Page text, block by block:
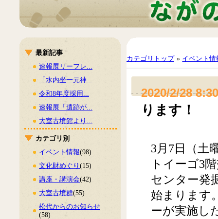
最新記事
速報展リーフレ...
「水内坐一元神...
令和8年度採用...
速報展「遺跡が...
大室古墳館より...
カテゴリ別
イベント情報(98)
文化財めぐり (15)
講座・講演会(42)
大室古墳群(55)
松代からのお知らせ
(58)
カテゴリトップ » イベント情
2020/2/28 8:30
ります！
3月7日（土
トイーゴ3
センター発
始まります
ーが実施し